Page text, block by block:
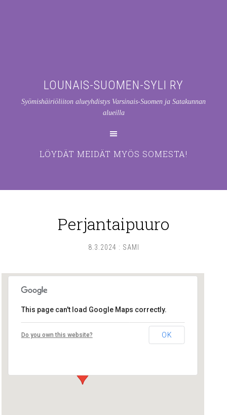
LOUNAIS-SUOMEN-SYLI RY
Syömishäiriöliiton alueyhdistys Varsinais-Suomen ja Satakunnan
alueilla
LÖYDÄT MEIDÄT MYÖS SOMESTA!
Perjantaipuuro
8.3.2024 : SAMI
Lounais-Suomen – SYLI ry
Maariankatu 8 D 104 - Turku
This page can't load Google Maps correctly.
Do you own this website? OK